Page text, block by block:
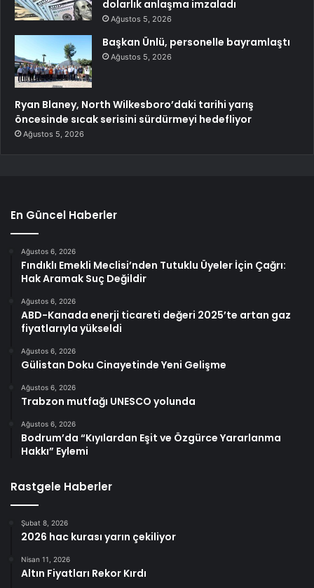
dolarlık anlaşma imzaladı
Ağustos 5, 2026
Başkan Ünlü, personelle bayramlaştı
Ağustos 5, 2026
Ryan Blaney, North Wilkesboro’daki tarihi yarış
öncesinde sıcak serisini sürdürmeyi hedefliyor
Ağustos 5, 2026
En Güncel Haberler
Ağustos 6, 2026
Fındıklı Emekli Meclisi’nden Tutuklu Üyeler İçin Çağrı:
Hak Aramak Suç Değildir
Ağustos 6, 2026
ABD-Kanada enerji ticareti değeri 2025’te artan gaz
fiyatlarıyla yükseldi
Ağustos 6, 2026
Gülistan Doku Cinayetinde Yeni Gelişme
Ağustos 6, 2026
Trabzon mutfağı UNESCO yolunda
Ağustos 6, 2026
Bodrum’da “Kıyılardan Eşit ve Özgürce Yararlanma
Hakkı” Eylemi
Rastgele Haberler
Şubat 8, 2026
2026 hac kurası yarın çekiliyor
Nisan 11, 2026
Altın Fiyatları Rekor Kırdı